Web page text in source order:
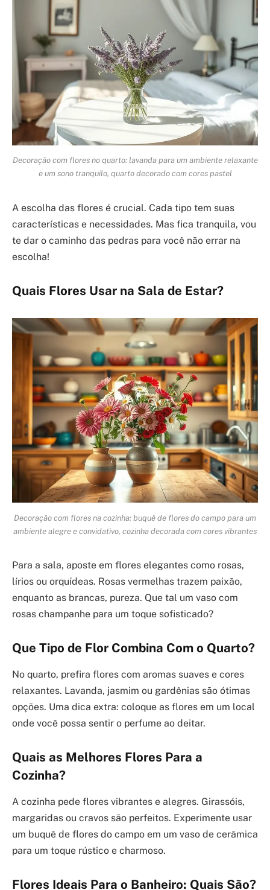
Decoração com flores no quarto: lavanda para um ambiente relaxante
e um sono tranquilo, quarto decorado com cores pastel
A escolha das flores é crucial. Cada tipo tem suas
características e necessidades. Mas fica tranquila, vou
te dar o caminho das pedras para você não errar na
escolha!
Quais Flores Usar na Sala de Estar?
Decoração com flores na cozinha: buquê de flores do campo para um
ambiente alegre e convidativo, cozinha decorada com cores vibrantes
Para a sala, aposte em flores elegantes como rosas,
lírios ou orquídeas. Rosas vermelhas trazem paixão,
enquanto as brancas, pureza. Que tal um vaso com
rosas champanhe para um toque sofisticado?
Que Tipo de Flor Combina Com o Quarto?
No quarto, prefira flores com aromas suaves e cores
relaxantes. Lavanda, jasmim ou gardênias são ótimas
opções. Uma dica extra: coloque as flores em um local
onde você possa sentir o perfume ao deitar.
Quais as Melhores Flores Para a
Cozinha?
A cozinha pede flores vibrantes e alegres. Girassóis,
margaridas ou cravos são perfeitos. Experimente usar
um buquê de flores do campo em um vaso de cerâmica
para um toque rústico e charmoso.
Flores Ideais Para o Banheiro: Quais São?